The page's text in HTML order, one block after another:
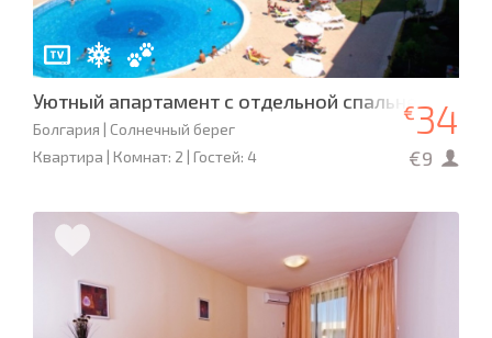
Уютный апартамент с отдельной спальней в
Болгария | Солнечный берег
Квартира | Комнат: 2 | Гостей: 4
€34
€9